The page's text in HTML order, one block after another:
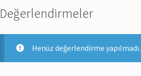
Değerlendirmeler
Henüz değerlendirme yapılmadı.